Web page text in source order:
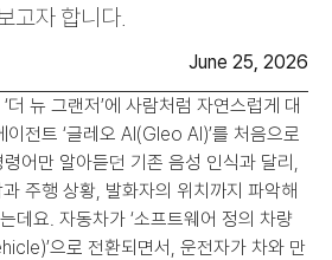
고자 합니다.
June 25, 2026
더 뉴 그랜저’에 사람처럼 자연스럽게 대
전트 ‘글레오 AI(Gleo AI)’를 처음으로
어만 알아듣던 기존 음성 인식과 달리,
주행 상황, 발화자의 위치까지 파악해
데요. 자동차가 ‘소프트웨어 정의 차량
으로 전환되면서, 운전자가 차와 만